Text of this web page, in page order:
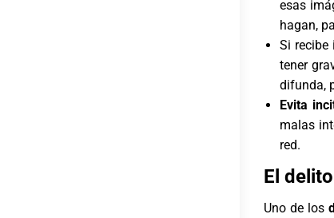
esas
hagan,
Si recibe
tener
difunda,
Evita
malas
red.
El
Uno de los